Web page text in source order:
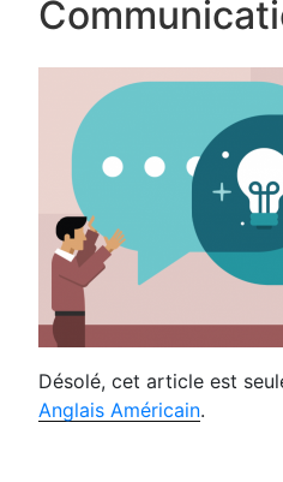
Désolé, cet article est
Anglais Américain.